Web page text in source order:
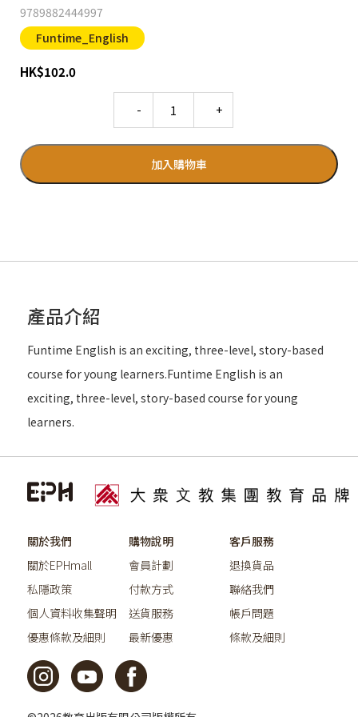
9789882444997
Funtime_English
HK$102.0
加入購物車
產品介紹
Funtime English is an exciting, three-level, story-based
course for young learners.Funtime English is an
exciting, three-level, story-based course for young
learners.
關於我們
關於EPHmall
私隱政策
個人資料收集聲明
優惠條款及細則
購物說明
會員計劃
付款方式
送貨服務
最新優惠
客戶服務
退換貨品
聯絡我們
帳戶問題
條款及細則